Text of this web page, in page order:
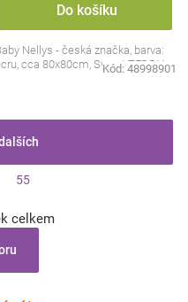
Do košíku
Nellys - česká značka, barva:
cca 80x80cm, Sweet TEDDY
Kód: 48998901
55
celkem